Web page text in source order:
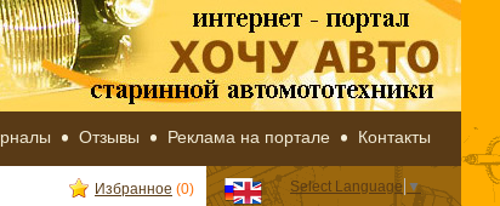
Отзывы Реклама на портале Контакты
Избранное (0) Select Language ▼